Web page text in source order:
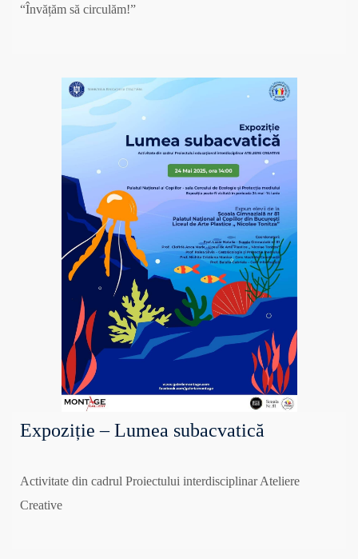
“Învățăm să circulăm!”
Expoziție – Lumea subacvatică
Activitate din cadrul Proiectului interdisciplinar Ateliere
Creative